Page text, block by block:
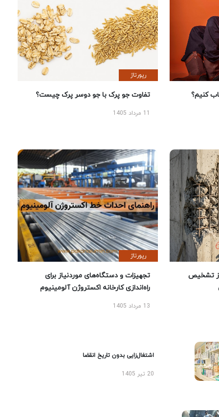
کنیم؟
رپورتاژ
تفاوت جو پرک با جو دوسر پرک چیست؟
تشخیص
رپورتاژ
تجهیزات و دستگاه‌های موردنیاز برای
راه‌اندازی کارخانه اکستروژن آلومینیوم
13 مرداد 1405
اشتغال‌زایی بدون تاریخ انقضا
20 تیر 1405